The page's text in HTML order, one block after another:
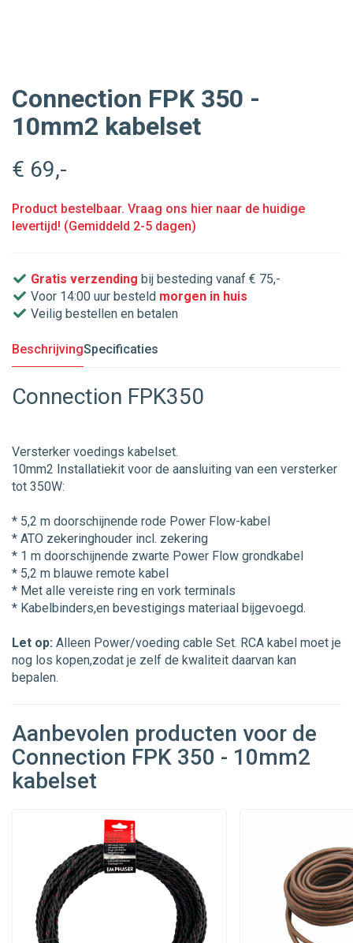
Connection FPK 350 -
10mm2 kabelset
€ 69,-
Product bestelbaar. Vraag ons hier naar de huidige
levertijd! (Gemiddeld 2-5 dagen)
Gratis verzending bij besteding vanaf € 75,-
Voor 14:00 uur besteld morgen in huis
Veilig bestellen en betalen
BeschrijvingSpecificaties
Connection FPK350
Versterker voedings kabelset.
10mm2 Installatiekit voor de aansluiting van een versterker
tot 350W:
* 5,2 m doorschijnende rode Power Flow-kabel
* ATO zekeringhouder incl. zekering
* 1 m doorschijnende zwarte Power Flow grondkabel
* 5,2 m blauwe remote kabel
* Met alle vereiste ring en vork terminals
* Kabelbinders,en bevestigings materiaal bijgevoegd.
Let op: Alleen Power/voeding cable Set. RCA kabel moet je
nog los kopen,zodat je zelf de kwaliteit daarvan kan
bepalen.
Aanbevolen producten voor de
Connection FPK 350 - 10mm2
kabelset